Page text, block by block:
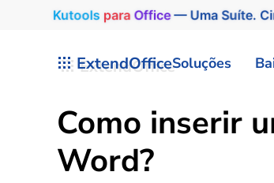
Kutools para Office— Uma Suíte.
ExtendOfficeSoluções
Como inserir
Word?